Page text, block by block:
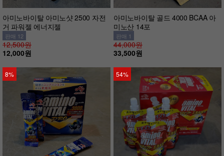
아미노바이탈 아미노샷 2500 자전
거 파워젤 에너지젤
판매 12
12,500원
12,000원
아미노바이탈 골드 4000 BCAA 아
미노산 14포
판매 1
44,000원
33,500원
8% 54%